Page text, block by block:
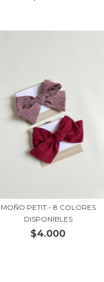
MOÑO PETIT - 8 COLORES
DISPONIBLES
$4.000